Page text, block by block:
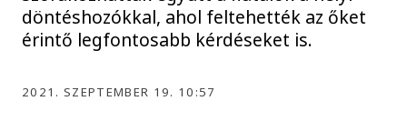
döntéshozókkal, ahol feltehették az őket
érintő legfontosabb kérdéseket is.
2021. SZEPTEMBER 19. 10:57